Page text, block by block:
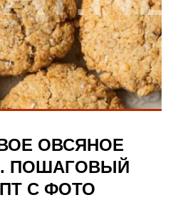
ОВСЯНОЕ
ПОШАГОВЫЙ
С ФОТО